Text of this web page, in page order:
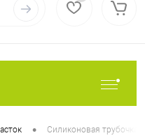
• Силиконовая трубочка